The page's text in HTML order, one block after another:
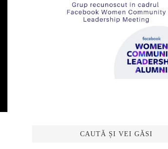
CAUTĂ ȘI VEI GĂSI